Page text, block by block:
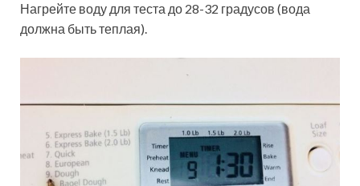
Нагрейте воду для теста до 28-32 градусов (вода
должна быть теплая).